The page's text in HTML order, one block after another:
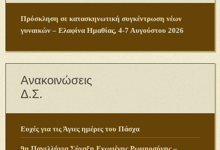
Πρόσκληση σε κατασκηνωτική συγκέντρωση νέων
γυναικών – Ελαφίνα Ημαθίας, 4-7 Αυγούστου 2026
Ανακοινώσεις
Δ.Σ.
Ευχές για τις Άγιες ημέρες του Πάσχα